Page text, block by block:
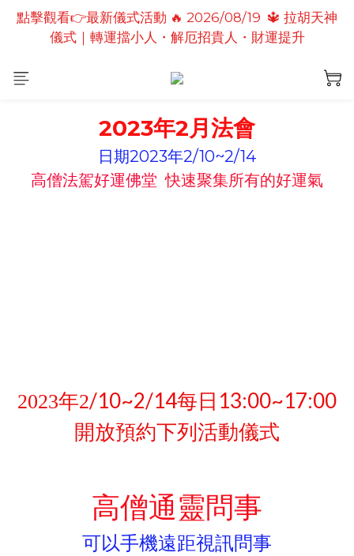
點擊觀看👉最新儀式活動🔥2026/08/19 💗2026七夕
情定善緣桃花燈｜泰國高僧祈願點燈儀式
點擊觀看👉最新儀式活動 🔥 2026/08/19  🔱 拉胡天神
儀式｜轉運擋小人・解厄招貴人・財運提升
點擊觀看👉最新儀式活動🔥 2026/08/31 💖愛神儀式
點擊觀看👉最新儀式活動🔥2026/08/19 💗2026七夕
情定善緣桃花燈｜泰國高僧祈願點燈儀式
2023年2月法會
日期2023年2/10~2/14
高僧法駕好運佛堂 快速聚集所有的好運氣
2023年2/10~2/14每日13:00~17:00
開放預約下列活動儀式
高僧通靈問事
可以手機遠距視訊問事